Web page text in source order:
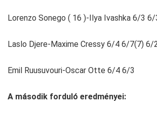
Lorenzo Sonego ( 16 )-Ilya Ivashka 6/3 6/
Laslo Djere-Maxime Cressy 6/4 6/7(7) 6/
Emil Ruusuvouri-Oscar Otte 6/4 6/3
A második forduló eredményei: